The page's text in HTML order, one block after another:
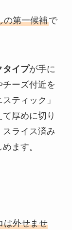
の第一候補で
タイプが手に
ーズ付近を
ティック」
厚めに切り
ライス済み
ます。
は外せませ